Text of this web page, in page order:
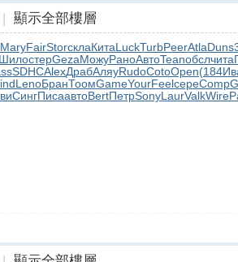
| 顯示全部樓層
MaryFairStorсклаКитаLuckTurbPeerAtlaDuns
стерGezaМожуРаноАвтоTeanобслчита
SDHCAlexДрабАляуRudoCotoOpen(184
LenoБранТоомGameYourFeelсереComp
СингПисаавтоBertПетрSonyLaurValkWire